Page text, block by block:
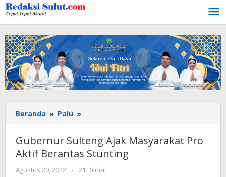
Lewati
ke
konten
Beranda » Palu »
Sulteng
Masyarakat
Pro
Aktif
Gubernur Sulteng Ajak Masyarakat Pro
Aktif Berantas Stunting
Agustus 20, 2022
oleh
-
21 Dilihat